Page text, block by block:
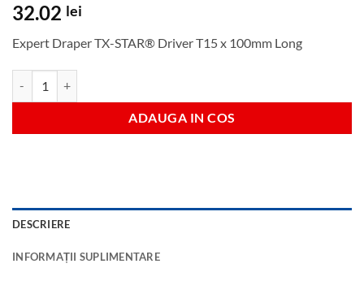
32.02 lei
Expert Draper TX-STAR® Driver T15 x 100mm Long
ADAUGA IN COS
DESCRIERE
INFORMAȚII SUPLIMENTARE